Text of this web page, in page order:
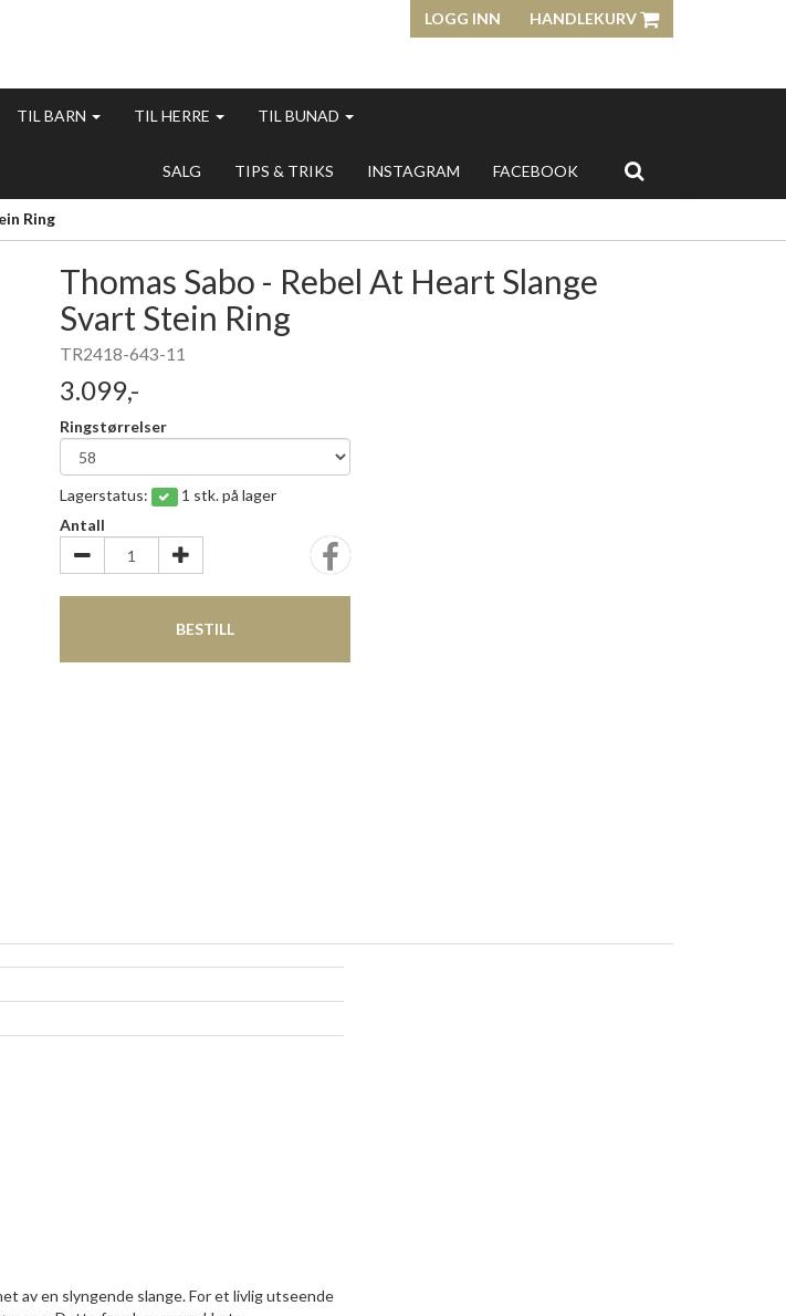
LOGG INN HANDLEKURV
TIL BARN TIL HERRE TIL BUNAD
SALG TIPS & TRIKS INSTAGRAM FACEBOOK
Ring
Thomas Sabo - Rebel At Heart Slange
Svart Stein Ring
TR2418-643-11
3.099,-
Ringstørrelser
Lagerstatus:
1 stk. på lager
Antall
BESTILL
av en slyngende slange. For et livlig utseende